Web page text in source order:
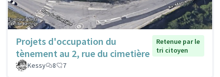
Projets d'occupation du
tènement au 2, rue du cimetière
Retenue par le
tri citoyen
Kessy
8 7